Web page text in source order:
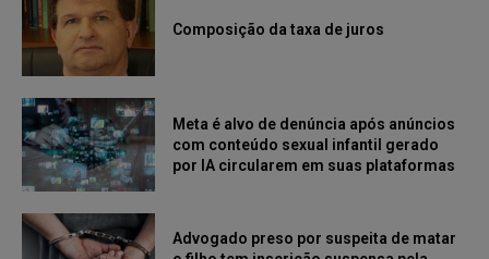
Composição da taxa de juros
Meta é alvo de denúncia após anúncios
com conteúdo sexual infantil gerado
por IA circularem em suas plataformas
Advogado preso por suspeita de matar